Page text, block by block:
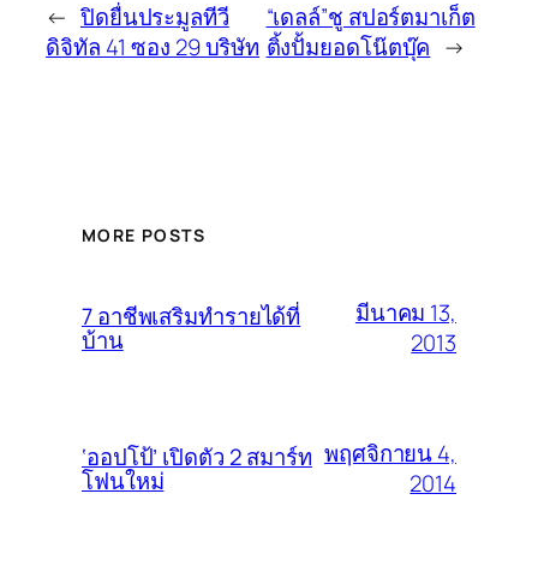
← ปิดยื่นประมูลทีวี
ดิจิทัล 41 ซอง 29 บริษัท
“เดลล์”ชู สปอร์ตมาเก็ต
ติ้งปั้มยอดโน๊ตบุ๊ค →
MORE POSTS
7 อาชีพเสริมทำรายได้ที่
บ้าน
มีนาคม 13,
2013
‘ออปโป้’ เปิดตัว 2 สมาร์ท
โฟนใหม่
พฤศจิกายน 4,
2014